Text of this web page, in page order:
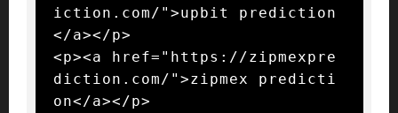
iction.com/">upbit prediction
</a></p>
<p><a href="https://zipmexpre
diction.com/">zipmex predicti
on</a></p>